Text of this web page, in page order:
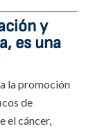
y
es una
la promoción
de
el cáncer,